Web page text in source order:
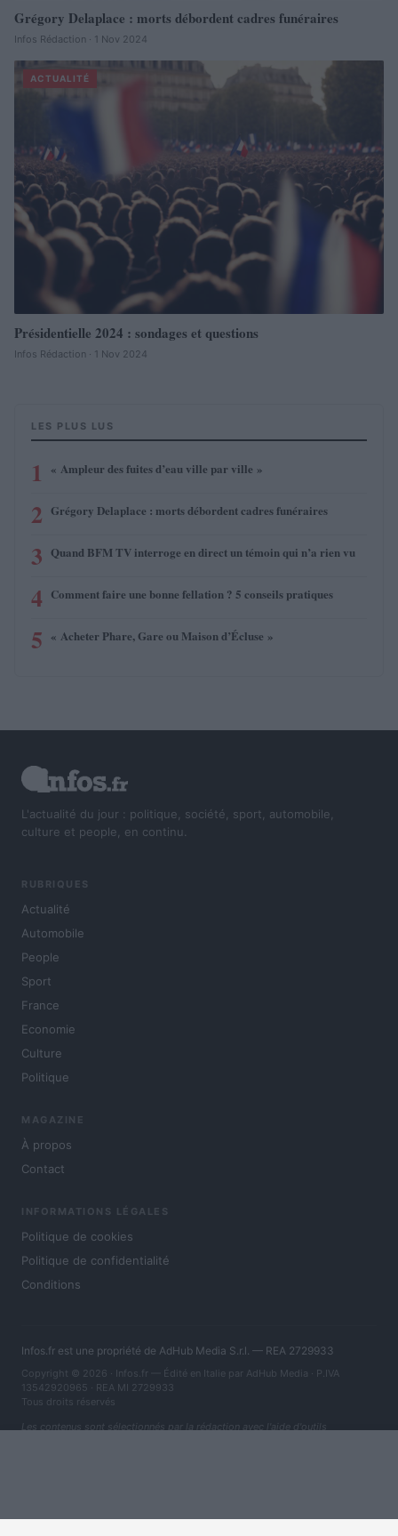
Grégory Delaplace : morts débordent cadres funéraires
Infos Rédaction · 1 Nov 2024
ACTUALITÉ
Présidentielle 2024 : sondages et questions
Infos Rédaction · 1 Nov 2024
LES PLUS LUS
1 « Ampleur des fuites d’eau ville par ville »
2 Grégory Delaplace : morts débordent cadres funéraires
3 Quand BFM TV interroge en direct un témoin qui n’a rien vu
4 Comment faire une bonne fellation ? 5 conseils pratiques
5 « Acheter Phare, Gare ou Maison d’Écluse »
L'actualité du jour : politique, société, sport, automobile,
culture et people, en continu.
RUBRIQUES
Actualité
Automobile
People
Sport
France
Economie
Culture
Politique
MAGAZINE
À propos
Contact
INFORMATIONS LÉGALES
Politique de cookies
Politique de confidentialité
Conditions
Infos.fr est une propriété de AdHub Media S.r.l. — REA 2729933
Copyright © 2026 · Infos.fr — Édité en Italie par AdHub Media · P.IVA
13542920965 · REA MI 2729933
Tous droits réservés
Les contenus sont sélectionnés par la rédaction avec l'aide d'outils